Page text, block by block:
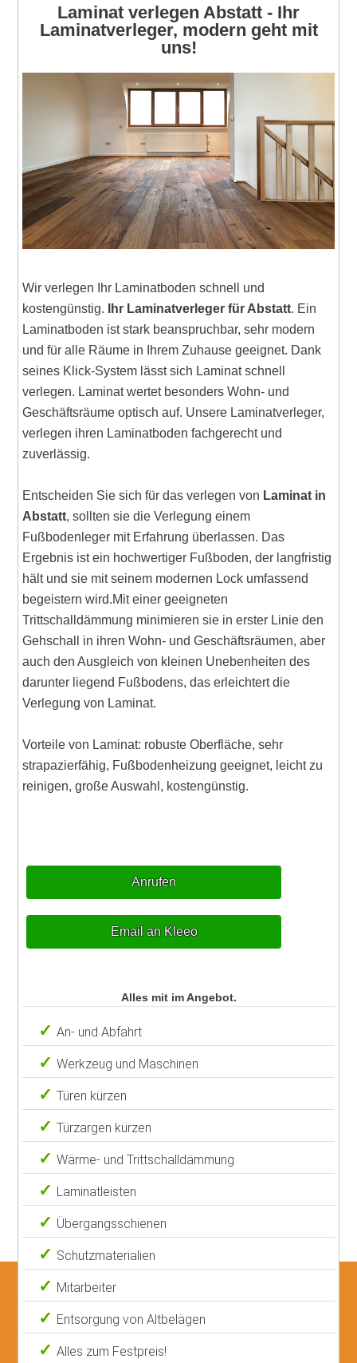
Laminat verlegen Abstatt - Ihr
Laminatverleger, modern geht mit
uns!
Wir verlegen Ihr Laminatboden schnell und
kostengünstig.
Ihr Laminatverleger für Abstatt. Ein
Laminatboden ist stark beanspruchbar, sehr modern
und für alle Räume in Ihrem Zuhause geeignet. Dank
seines Klick-System lässt sich Laminat schnell
verlegen. Laminat wertet besonders Wohn- und
Geschäftsräume optisch auf. Unsere Laminatverleger,
verlegen ihren Laminatboden fachgerecht und
zuverlässig.
Entscheiden Sie sich für das verlegen von Laminat in
Abstatt, sollten sie die Verlegung einem
Fußbodenleger mit Erfahrung überlassen. Das
Ergebnis ist ein hochwertiger Fußboden, der langfristig
hält und sie mit seinem modernen Lock umfassend
begeistern wird.Mit einer geeigneten
Trittschalldämmung minimieren sie in erster Linie den
Gehschall in ihren Wohn- und Geschäftsräumen, aber
auch den Ausgleich von kleinen Unebenheiten des
darunter liegend Fußbodens, das erleichtert die
Verlegung von Laminat.
Vorteile von Laminat: robuste Oberfläche, sehr
strapazierfähig, Fußbodenheizung geeignet, leicht zu
reinigen, große Auswahl, kostengünstig.
Anrufen
Email an Kleeo
Alles mit im Angebot.
An- und Abfahrt
Werkzeug und Maschinen
Türen kürzen
Türzargen kürzen
Wärme- und Trittschalldämmung
Laminatleisten
Übergangsschienen
Schutzmaterialien
Mitarbeiter
Entsorgung von Altbelägen
Alles zum Festpreis!